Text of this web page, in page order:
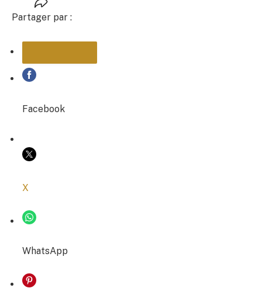
Partager par :
COPIER LE LIEN
Facebook
X
WhatsApp